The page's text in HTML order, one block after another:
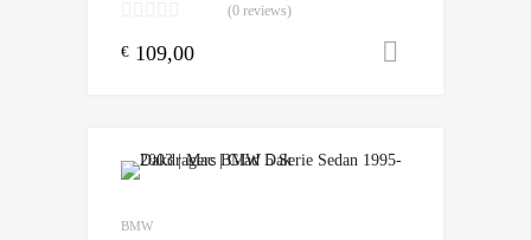
(0 reviews)
€ 109,00
BMW